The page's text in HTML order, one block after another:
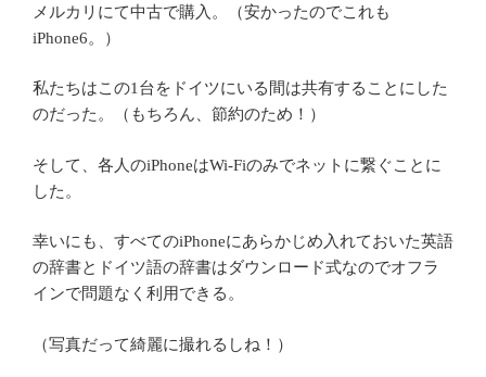
メルカリにて中古で購入。（安かったのでこれも
iPhone6。）
私たちはこの1台をドイツにいる間は共有することにした
のだった。（もちろん、節約のため！）
そして、各人のiPhoneはWi-Fiのみでネットに繋ぐことに
した。
幸いにも、すべてのiPhoneにあらかじめ入れておいた英語
の辞書とドイツ語の辞書はダウンロード式なのでオフラ
インで問題なく利用できる。
（写真だって綺麗に撮れるしね！）